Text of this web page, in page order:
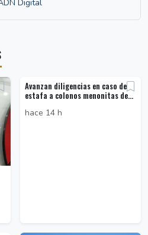
Digital
Avanzan diligencias en caso de
estafa a colonos menonitas de...
hace 14 h